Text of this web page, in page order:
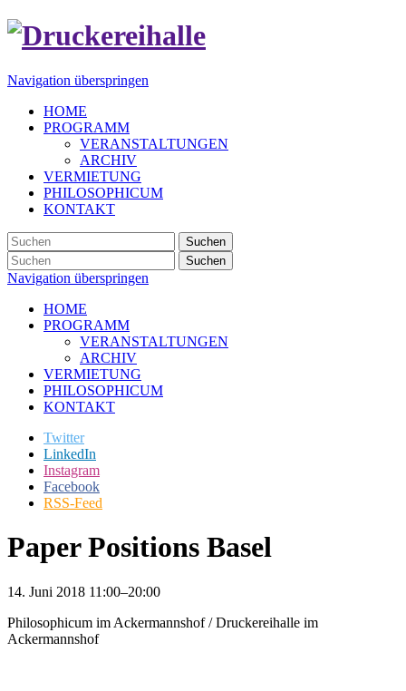
Navigation überspringen
HOME
PROGRAMM
VERANSTALTUNGEN
ARCHIV
VERMIETUNG
PHILOSOPHICUM
KONTAKT
Suchen
Suchen
Navigation überspringen
HOME
PROGRAMM
VERANSTALTUNGEN
ARCHIV
VERMIETUNG
PHILOSOPHICUM
KONTAKT
Twitter
LinkedIn
Instagram
Facebook
RSS-Feed
Paper Positions Basel
14. Juni 2018 11:00–20:00
Philosophicum im Ackermannshof / Druckereihalle im
Ackermannshof